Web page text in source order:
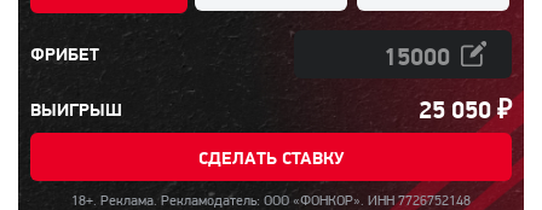
ФРИБЕТ
ВЫИГРЫШ 25 050₽
СДЕЛАТЬ СТАВКУ
18+. Реклама. Рекламодатель: ООО «ФОНКОР». ИНН 7726752148